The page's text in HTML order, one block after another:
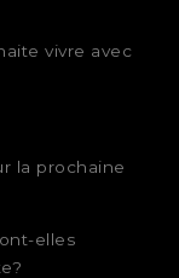
vivre avec
la prochaine
elles